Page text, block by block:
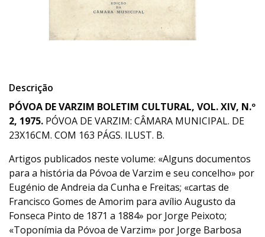
Descrição
PÓVOA DE VARZIM BOLETIM CULTURAL, VOL. XIV, N.º
2, 1975. PÓVOA DE VARZIM: CÂMARA MUNICIPAL. DE
23X16CM. COM 163 PÁGS. ILUST. B.
Artigos publicados neste volume: «Alguns documentos
para a história da Póvoa de Varzim e seu concelho» por
Eugénio de Andreia da Cunha e Freitas; «cartas de
Francisco Gomes de Amorim para avílio Augusto da
Fonseca Pinto de 1871 a 1884» por Jorge Peixoto;
«Toponímia da Póvoa de Varzim» por Jorge Barbosa